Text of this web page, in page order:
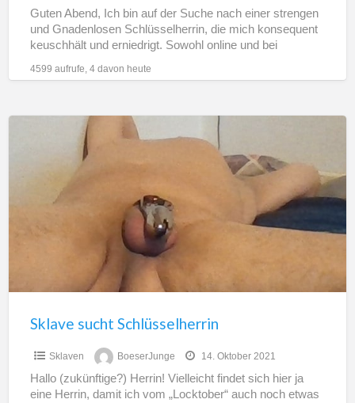
Guten Abend, Ich bin auf der Suche nach einer strengen
und Gnadenlosen Schlüsselherrin, die mich konsequent
keuschhält und erniedrigt. Sowohl online und bei
4599 aufrufe, 4 davon heute
Schlüsselherrin
Sklave sucht Schlüsselherrin
Sklaven BoeserJunge 14. Oktober 2021
Hallo (zukünftige?) Herrin! Vielleicht findet sich hier ja
eine Herrin, damit ich vom „Locktober“ auch noch etwas